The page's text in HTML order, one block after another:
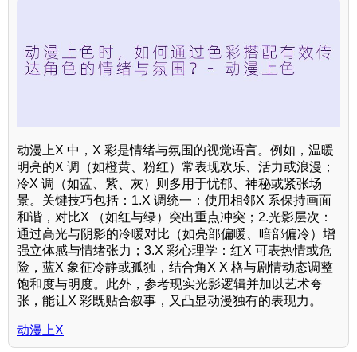
动漫上X 中，X 彩是情绪与氛围的视觉语言。例如，温暖
明亮的X 调（如橙黄、粉红）常表现欢乐、活力或浪漫；
冷X 调（如蓝、紫、灰）则多用于忧郁、神秘或紧张场
景。关键技巧包括：1.X 调统一：使用相邻X 系保持画面
和谐，对比X （如红与绿）突出重点冲突；2.光影层次：
通过高光与阴影的冷暖对比（如亮部偏暖、暗部偏冷）增
强立体感与情绪张力；3.X 彩心理学：红X 可表热情或危
险，蓝X 象征冷静或孤独，结合角X X 格与剧情动态调整
饱和度与明度。此外，参考现实光影逻辑并加以艺术夸
张，能让X 彩既贴合叙事，又凸显动漫独有的表现力。
动漫上X